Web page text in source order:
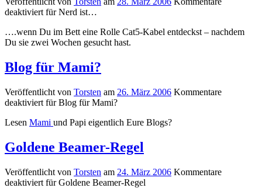
deaktiviert für Nerd ist…
….wenn Du im Bett eine Rolle Cat5-Kabel entdeckst – nachdem
Du sie zwei Wochen gesucht hast.
Blog für Mami?
Veröffentlicht von Torsten am 26. März 2006 Kommentare
deaktiviert für Blog für Mami?
Lesen Mami und Papi eigentlich Eure Blogs?
Goldene Beamer-Regel
Veröffentlicht von Torsten am 24. März 2006 Kommentare
deaktiviert für Goldene Beamer-Regel